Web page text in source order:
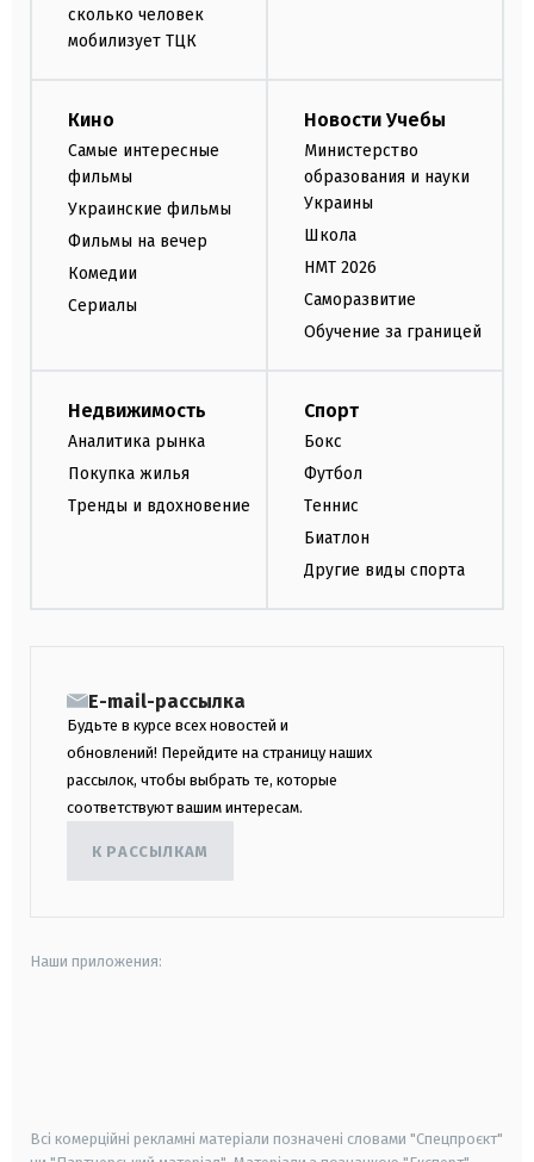
сколько человек
мобилизует ТЦК
Кино
Самые интересные
фильмы
Украинские фильмы
Фильмы на вечер
Комедии
Сериалы
Новости Учебы
Министерство
образования и науки
Украины
Школа
НМТ 2026
Саморазвитие
Обучение за границей
Недвижимость
Аналитика рынка
Покупка жилья
Тренды и вдохновение
Спорт
Бокс
Футбол
Теннис
Биатлон
Другие виды спорта
E-mail-рассылка
Будьте в курсе всех новостей и
обновлений! Перейдите на страницу наших
рассылок, чтобы выбрать те, которые
соответствуют вашим интересам.
К РАССЫЛКАМ
Наши приложения:
Всі комерційні рекламні матеріали позначені словами "Спецпроєкт"